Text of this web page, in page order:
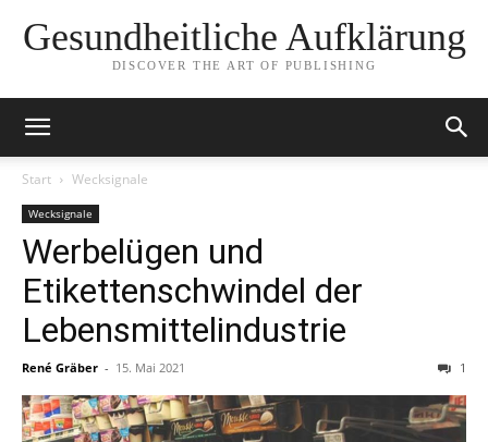
Gesundheitliche Aufklärung
DISCOVER THE ART OF PUBLISHING
Start Wecksignale
Wecksignale
Werbelügen und
Etikettenschwindel der
Lebensmittelindustrie
René Gräber - 15. Mai 2021 1